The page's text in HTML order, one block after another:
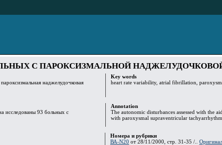
С ПАРОКСИЗМАЛЬНОЙ
наджелудочковая
Key words
heart rate variability, atrial fibrillation,
исследованы 93 больных с
Annotation
The autonomic disturbances assessed with the
with paroxysmal supraventricular
Номера и рубрики
ВА-N20 от 28/11/2000, стр. 31-35 /..